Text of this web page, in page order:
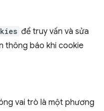
để truy vấn và sửa
thông báo khi cookie
vai trò là một phương